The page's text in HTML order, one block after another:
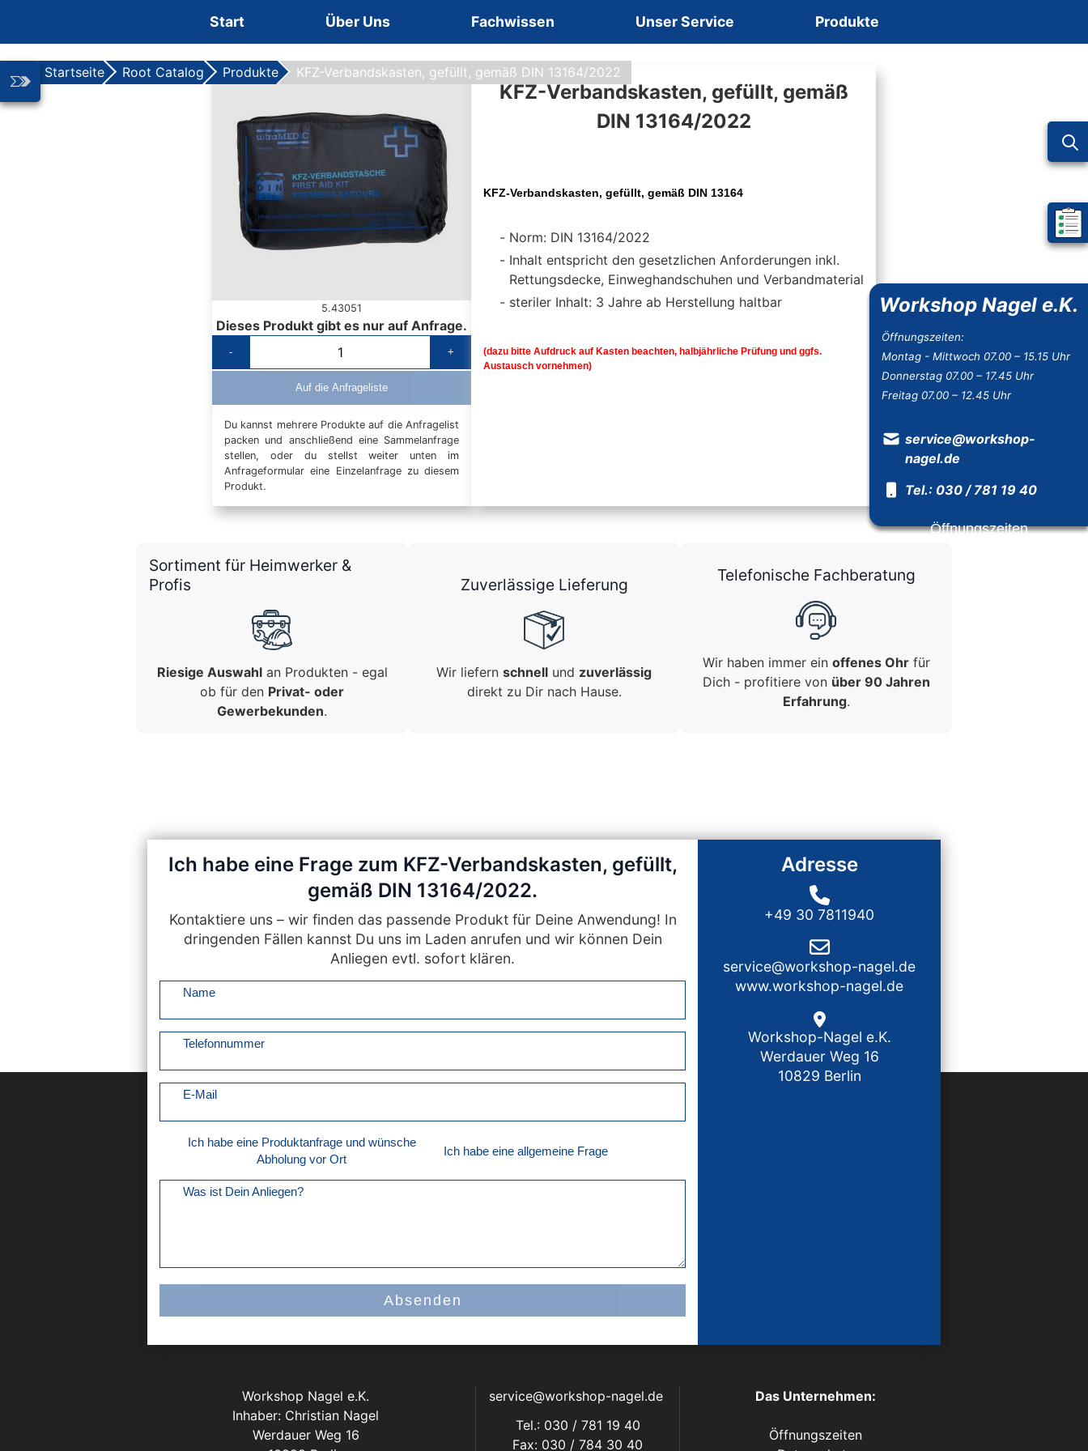
Start Über Uns Fachwissen Unser Service Produkte
Startseite Root Catalog Produkte KFZ-Verbandskasten, gefüllt, gemäß DIN 13164/2022
Mein
Workshop Nagel e.K.
Öffnungszeiten:
Montag - Mittwoch 07.00 – 15.15 Uhr
Donnerstag 07.00 – 17.45 Uhr
Freitag 07.00 – 12.45 Uhr
service@workshop-
nagel.de
Tel.: 030 / 781 19 40
Öffnungszeiten
5.43051
Dieses Produkt gibt es nur auf Anfrage.
- +
Auf die Anfrageliste
Du kannst mehrere Produkte auf die Anfragelist
packen und anschließend eine Sammelanfrage
stellen, oder du stellst weiter unten im
Anfrageformular eine Einzelanfrage zu diesem
Produkt.
KFZ-Verbandskasten, gefüllt, gemäß
DIN 13164/2022
KFZ-Verbandskasten, gefüllt, gemäß DIN 13164
Norm: DIN 13164/2022
Inhalt entspricht den gesetzlichen Anforderungen inkl.
Rettungsdecke, Einweghandschuhen und Verbandmaterial
steriler Inhalt: 3 Jahre ab Herstellung haltbar
(dazu bitte Aufdruck auf Kasten beachten, halbjährliche Prüfung und ggfs.
Austausch vornehmen)
Sortiment für Heimwerker &
Profis
Riesige Auswahlan Produkten - egal
ob für den Privat- oder
Gewerbekunden.
Zuverlässige Lieferung
Wir liefern schnell und zuverlässig
direkt zu Dir nach Hause.
Telefonische Fachberatung
Wir haben immer ein offenes Ohrfür
Dich - profitiere von über 90 Jahren
Erfahrung.
Ich habe eine Frage zum KFZ-Verbandskasten, gefüllt,
gemäß DIN 13164/2022.
Kontaktiere uns – wir finden das passende Produkt für Deine Anwendung! In
dringenden Fällen kannst Du uns im Laden anrufen und wir können Dein
Anliegen evtl. sofort klären.
Name
Telefonnummer
E-Mail
Ich habe eine Produktanfrage und wünsche
Abholung vor Ort
Ich habe eine allgemeine Frage
Was ist Dein Anliegen?
Absenden
Adresse
+49 30 7811940
service@workshop-nagel.de
www.workshop-nagel.de
Workshop-Nagel e.K.
Werdauer Weg 16
10829 Berlin
Workshop Nagel e.K.
Inhaber: Christian Nagel
Werdauer Weg 16
service@workshop-nagel.de
Tel.: 030 / 781 19 40
Fax: 030 / 784 30 40
Das Unternehmen:
Öffnungszeiten